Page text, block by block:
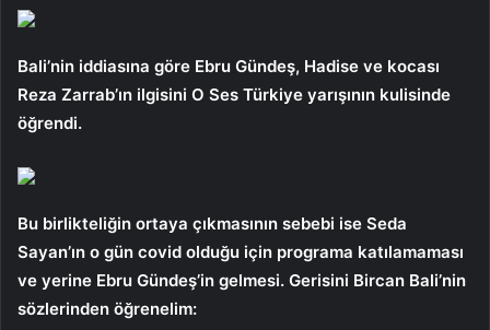
Bali’nin iddiasına göre Ebru Gündeş, Hadise ve kocası
Reza Zarrab’ın ilgisini O Ses Türkiye yarışının kulisinde
öğrendi.
Bu birlikteliğin ortaya çıkmasının sebebi ise Seda
Sayan’ın o gün covid olduğu için programa katılamaması
ve yerine Ebru Gündeş’in gelmesi. Gerisini Bircan Bali’nin
sözlerinden öğrenelim: